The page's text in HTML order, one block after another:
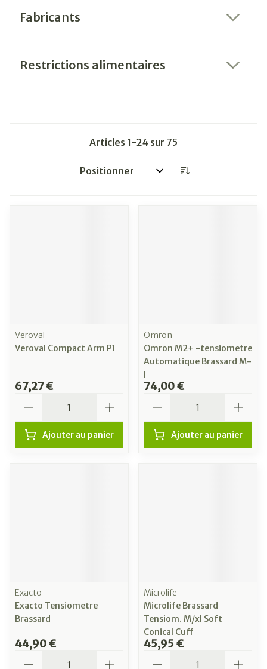
Fabricants
Restrictions alimentaires
Articles 1-24 sur 75
Trier par:
Veroval
Veroval Compact Arm P1
67,27 €
Ajouter au panier
Omron
Omron M2+ -tensiometre
Automatique Brassard M-
l
74,00 €
Ajouter au panier
Exacto
Exacto Tensiometre
Brassard
44,90 €
Microlife
Microlife Brassard
Tensiom. M/xl Soft
Conical Cuff
45,95 €